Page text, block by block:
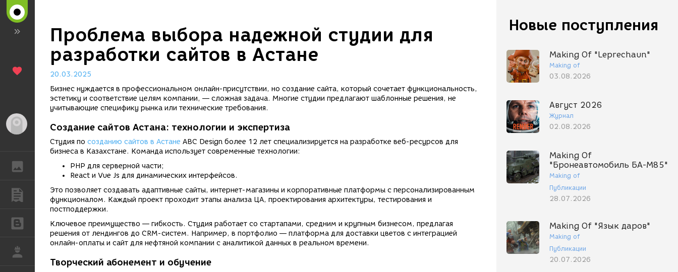
Гость
ГАЛЕРЕЯ
ПУБЛИКАЦИИ
БЛОГИ
Новые поступления
Making Of "Leprechaun"
Making of
03.08.2026
Август 2026
Журнал
02.08.2026
Making Of
"Бронеавтомобиль БА-М85"
Making of
Публикации
28.07.2026
Making Of "Язык даров"
Making of
Публикации
20.07.2026
Проблема выбора надежной студии для
разработки сайтов в Астане
20.03.2025
Бизнес нуждается в профессиональном онлайн-присутствии, но создание сайта, который сочетает функциональность,
эстетику и соответствие целям компании, — сложная задача. Многие студии предлагают шаблонные решения, не
учитывающие специфику рынка или технические требования.
Создание сайтов Астана: технологии и экспертиза
Студия по созданию сайтов в Астане ABC Design более 12 лет специализируется на разработке веб-ресурсов для
бизнеса в Казахстане. Команда использует современные технологии:
PHP для серверной части;
React и Vue Js для динамических интерфейсов.
Это позволяет создавать адаптивные сайты, интернет-магазины и корпоративные платформы с персонализированным
функционалом. Каждый проект проходит этапы анализа ЦА, проектирования архитектуры, тестирования и
постподдержки.
Ключевое преимущество — гибкость. Студия работает со стартапами, средним и крупным бизнесом, предлагая
решения от лендингов до CRM-систем. Например, в портфолио — платформа для доставки цветов с интеграцией
онлайн-оплаты и сайт для нефтяной компании с аналитикой данных в реальном времени.
Творческий абонемент и обучение